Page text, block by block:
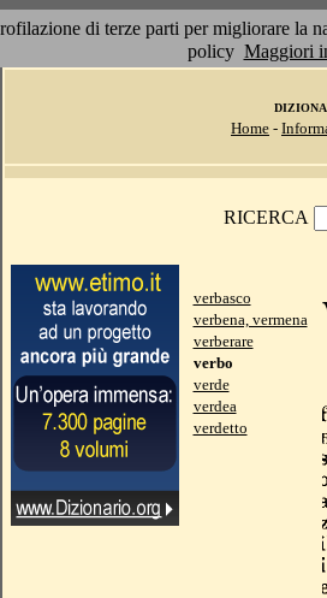
di terze parti per migliorare
policy Maggiori
Home -
RICERCA
verbasco
verbena, vermena
verberare
verbo
verde
verdea
verdetto